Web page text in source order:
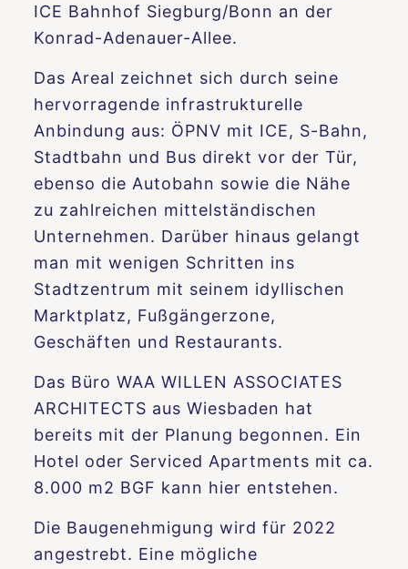
ICE Bahnhof Siegburg/Bonn an der
Konrad-Adenauer-Allee.
Das Areal zeichnet sich durch seine
hervorragende infrastrukturelle
Anbindung aus: ÖPNV mit ICE, S-Bahn,
Stadtbahn und Bus direkt vor der Tür,
ebenso die Autobahn sowie die Nähe
zu zahlreichen mittelständischen
Unternehmen. Darüber hinaus gelangt
man mit wenigen Schritten ins
Stadtzentrum mit seinem idyllischen
Marktplatz, Fußgängerzone,
Geschäften und Restaurants.
Das Büro WAA WILLEN ASSOCIATES
ARCHITECTS aus Wiesbaden hat
bereits mit der Planung begonnen. Ein
Hotel oder Serviced Apartments mit ca.
8.000 m2 BGF kann hier entstehen.
Die Baugenehmigung wird für 2022
angestrebt. Eine mögliche